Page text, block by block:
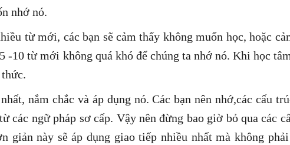
nhớ nó.
từ mới, các bạn sẽ cảm thấy không muốn học, hoặc
-10 từ mới không quá khó để chúng ta nhớ nó. Khi học
nắm chắc và áp dụng nó. Các bạn nên nhớ,các cấu
các ngữ pháp sơ cấp. Vậy nên đừng bao giờ bỏ qua các
giản này sẽ áp dụng giao tiếp nhiều nhất mà không